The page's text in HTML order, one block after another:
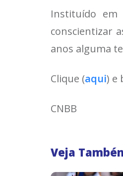
Instituído em
conscientizar
anos alguma
Clique (aqui) e
CNBB
Veja